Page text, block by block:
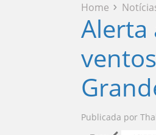
Home
Alerta
Publicada por